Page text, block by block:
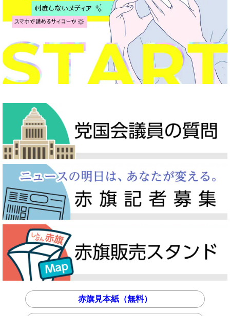
赤旗見本紙（無料）